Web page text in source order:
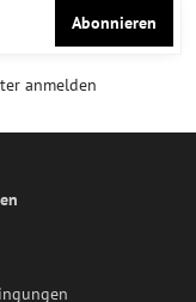
Abonnieren
anmelden